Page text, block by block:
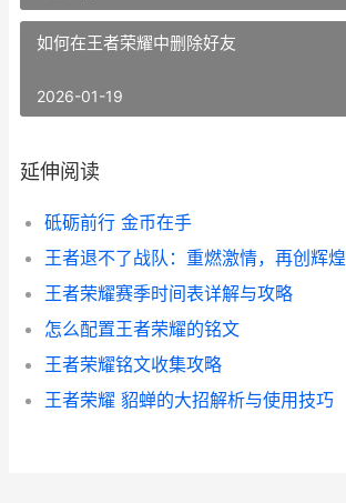
如何在王者荣耀中删除好友
2026-01-19
延伸阅读
砥砺前行 金币在手
王者退不了战队：重燃激情，再创辉煌
王者荣耀赛季时间表详解与攻略
怎么配置王者荣耀的铭文
王者荣耀铭文收集攻略
王者荣耀 貂蝉的大招解析与使用技巧